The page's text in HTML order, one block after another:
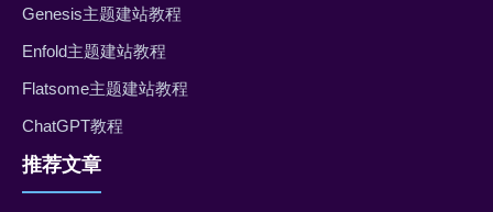
Genesis主题建站教程
Enfold主题建站教程
Flatsome主题建站教程
ChatGPT教程
推荐文章